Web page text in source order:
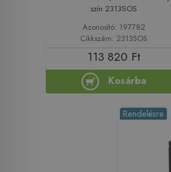
szín 2313SOS
Azonosító: 197782
Cikkszám: 2313SOS
113 820 Ft
Kosárba
Rendelésre